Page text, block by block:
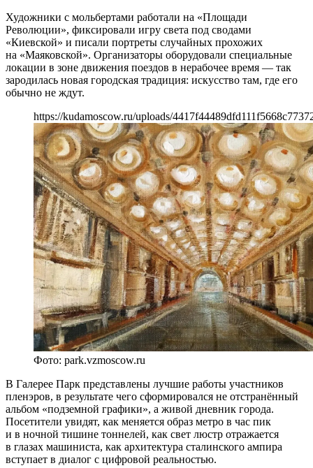
Художники с мольбертами работали на «Площади
Революции», фиксировали игру света под сводами
«Киевской» и писали портреты случайных прохожих
на «Маяковской». Организаторы оборудовали специальные
локации в зоне движения поездов в нерабочее время — так
зародилась новая городская традиция: искусство там, где его
обычно не ждут.
https://kudamoscow.ru/uploads/
Фото: park.vzmoscow.ru
В Галерее Парк представлены лучшие работы участников
пленэров, в результате чего сформировался не отстранённый
альбом «подземной графики», а живой дневник города.
Посетители увидят, как меняется образ метро в час пик
и в ночной тишине тоннелей, как свет люстр отражается
в глазах машиниста, как архитектура сталинского ампира
вступает в диалог с цифровой реальностью.